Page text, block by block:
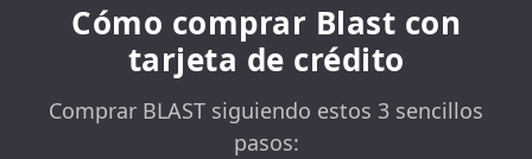
Cómo comprar Blast con
tarjeta de crédito
Comprar BLAST siguiendo estos 3 sencillos
pasos: